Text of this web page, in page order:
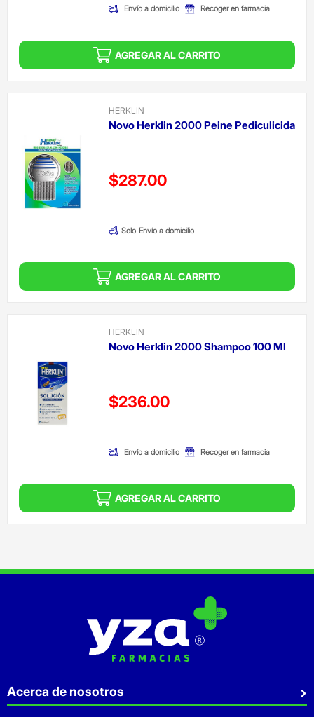
Envío a domicilio Recoger en farmacia
AGREGAR AL CARRITO
HERKLIN
Novo Herklin 2000 Peine Pediculicida
Precio reducido de
$287.00
Solo Envío a domicilio
AGREGAR AL CARRITO
HERKLIN
Novo Herklin 2000 Shampoo 100 Ml
Precio reducido de
$236.00
Envío a domicilio Recoger en farmacia
AGREGAR AL CARRITO
Acerca de nosotros